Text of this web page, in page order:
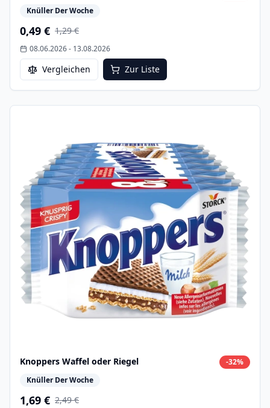
Knüller Der Woche
0,49 € 1,29 €
08.06.2026- 13.08.2026
Vergleichen Zur Liste
Knoppers Waffel oder Riegel -32%
Knüller Der Woche
1,69 € 2,49 €